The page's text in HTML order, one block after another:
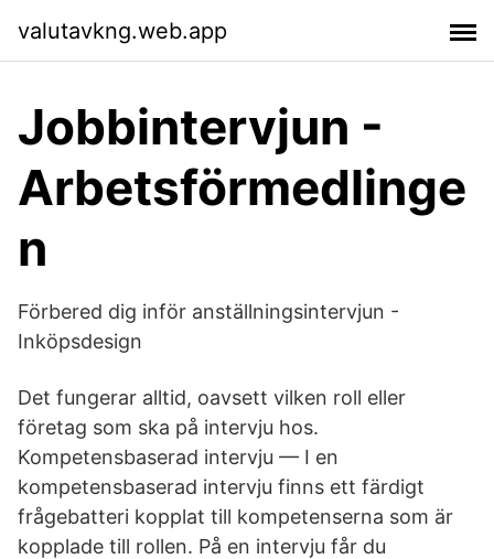
valutavkng.web.app
Jobbintervjun -
Arbetsförmedlinge
n
Förbered dig inför anställningsintervjun -
Inköpsdesign
Det fungerar alltid, oavsett vilken roll eller
företag som ska på intervju hos.
Kompetensbaserad intervju — I en
kompetensbaserad intervju finns ett färdigt
frågebatteri kopplat till kompetenserna som är
kopplade till rollen. På en intervju får du